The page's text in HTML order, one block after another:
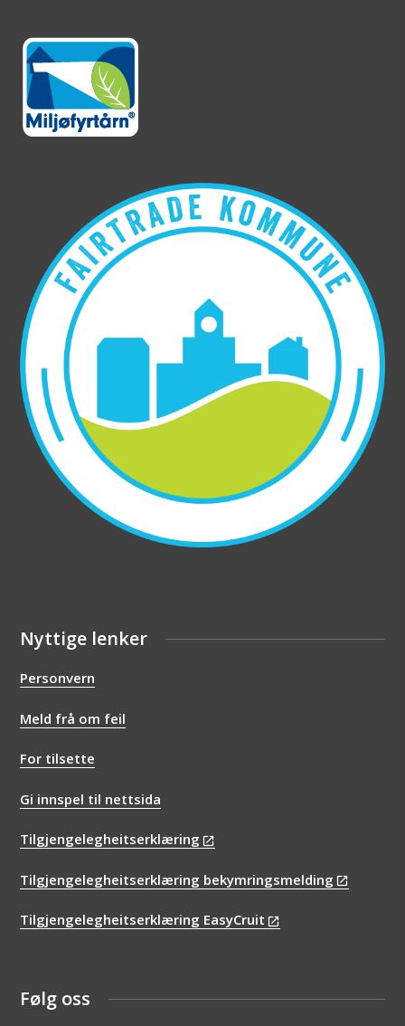
Nyttige lenker
Personvern
Meld frå om feil
For tilsette
Gi innspel til nettsida
Tilgjengelegheitserklæring
Tilgjengelegheitserklæring bekymringsmelding
Tilgjengelegheitserklæring EasyCruit
Følg oss